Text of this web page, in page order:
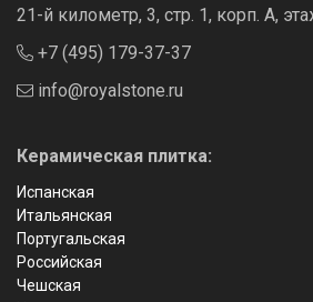
21-й километр, 3, стр. 1, корп. А,
+7 (495) 179-37-37
info@royalstone.ru
Керамическая плитка:
Испанская
Итальянская
Португальская
Российская
Чешская